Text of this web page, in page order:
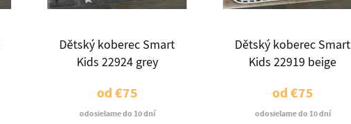
Dětský koberec Smart
Kids 22924 grey
od€75
odosielame do 10 dní
Dětský koberec Smart
Kids 22919 beige
od€75
odosielame do 10 dní